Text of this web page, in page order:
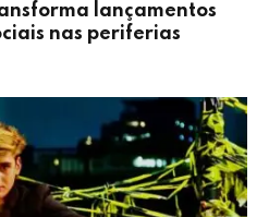
lançamentos
nas periferias